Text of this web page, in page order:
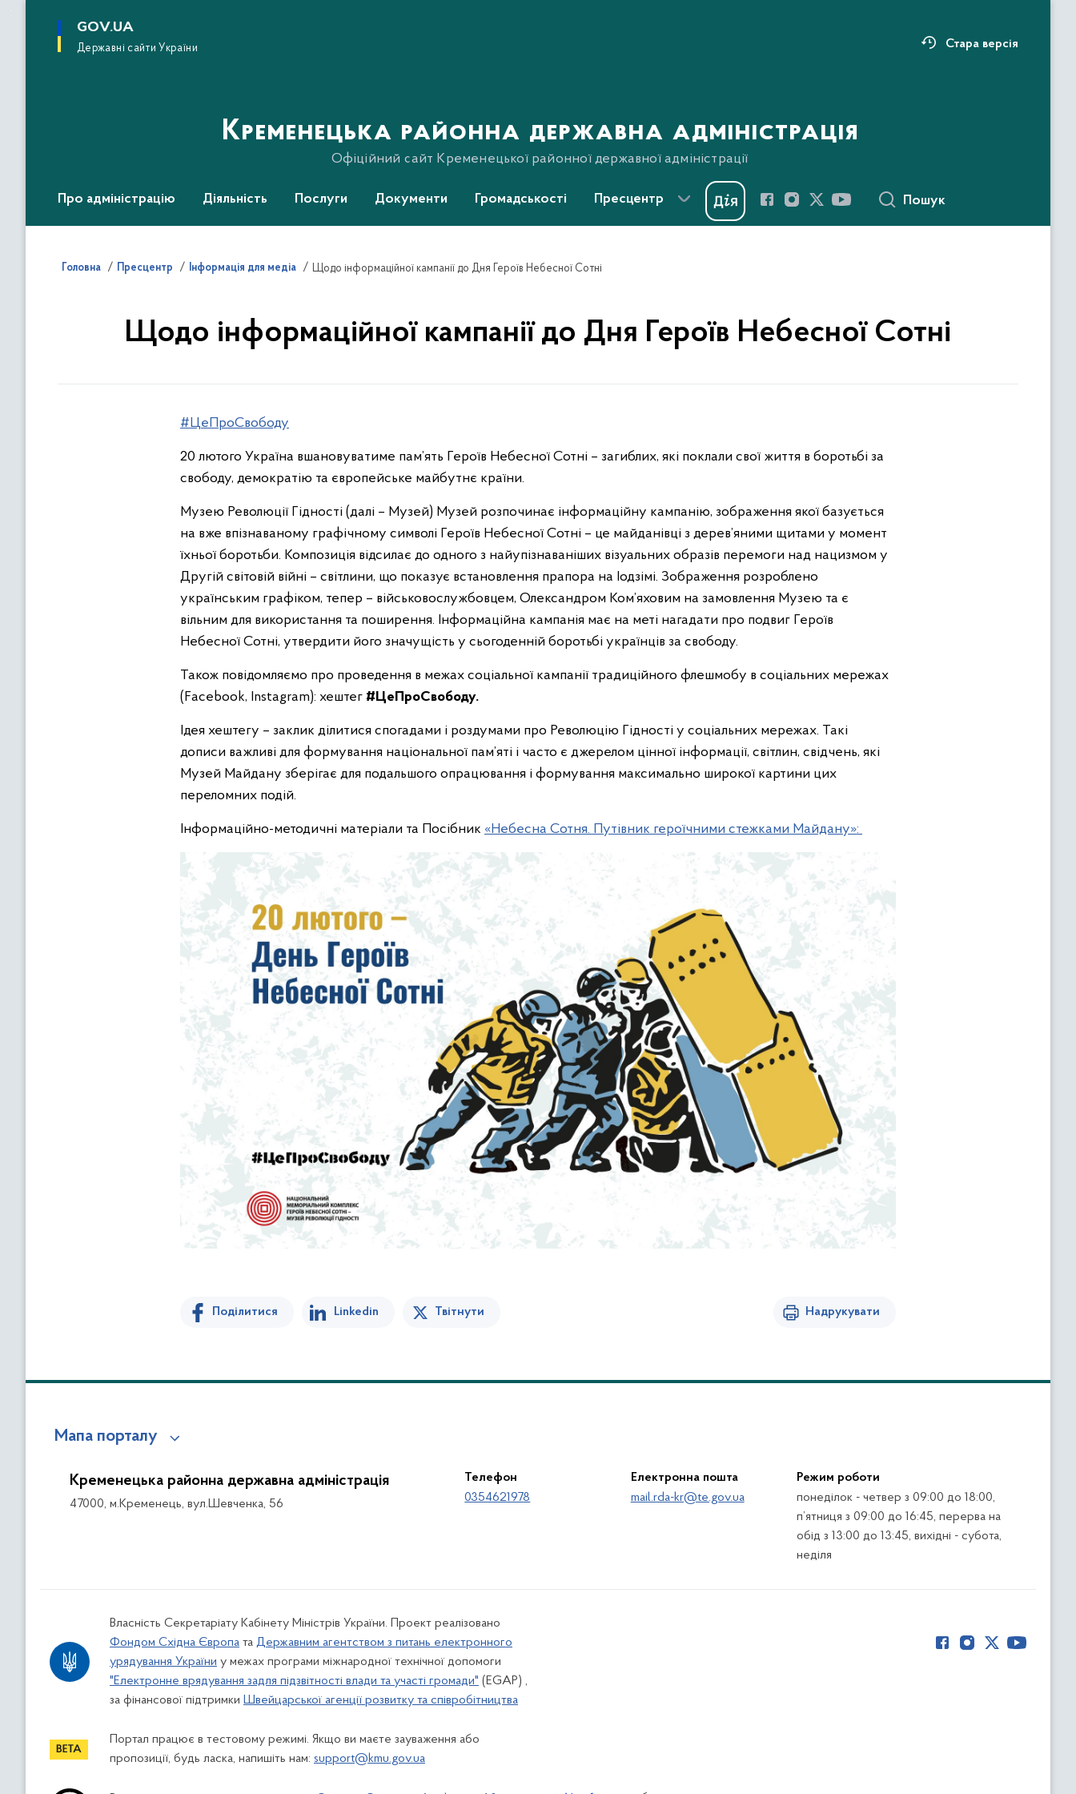
основного
GOV.UA
Державні сайти України Стара версія
Кременецька районна державна адміністрація
Офіційний сайт Кременецької районної державної адміністрації
Про адміністрацію Діяльність Послуги Документи Громадськості Пресцентр Пошук
Головна Пресцентр Інформація для медіа Щодо інформаційної кампанії до Дня Героїв Небесної Сотні
Щодо інформаційної кампанії до Дня Героїв Небесної Сотні
#ЦеПроСвободу
20 лютого Україна вшановуватиме пам’ять Героїв Небесної Сотні – загиблих, які поклали свої життя в боротьбі за
свободу, демократію та європейське майбутнє країни.
Музею Революції Гідності (далі – Музей) Музей розпочинає інформаційну кампанію, зображення якої базується
на вже впізнаваному графічному символі Героїв Небесної Сотні – це майданівці з дерев’яними щитами у момент
їхньої боротьби. Композиція відсилає до одного з найупізнаваніших візуальних образів перемоги над нацизмом у
Другій світовій війні – світлини, що показує встановлення прапора на Іодзімі. Зображення розроблено
українським графіком, тепер – військовослужбовцем, Олександром Ком’яховим на замовлення Музею та є
вільним для використання та поширення. Інформаційна кампанія має на меті нагадати про подвиг Героїв
Небесної Сотні, утвердити його значущість у сьогоденній боротьбі українців за свободу.
Також повідомляємо про проведення в межах соціальної кампанії традиційного флешмобу в соціальних мережах
(Facebook, Instagram): хештег #ЦеПроСвободу.
Ідея хештегу – заклик ділитися спогадами і роздумами про Революцію Гідності у соціальних мережах. Такі
дописи важливі для формування національної пам’яті і часто є джерелом цінної інформації, світлин, свідчень, які
Музей Майдану зберігає для подальшого опрацювання і формування максимально широкої картини цих
переломних подій.
Інформаційно-методичні матеріали та Посібник «Небесна Сотня. Путівник героїчними стежками Майдану»:
Поділитися Linkedin Твітнути Надрукувати
Мапа порталу
Кременецька районна державна адміністрація
47000, м.Кременець, вул.Шевченка, 56
Телефон
0354621978
Електронна пошта
mail.rda-kr@te.gov.ua
Режим роботи
понеділок - четвер з 09:00 до 18:00,
п’ятниця з 09:00 до 16:45, перерва на
обід з 13:00 до 13:45, вихідні - субота,
неділя
Власність Секретаріату Кабінету Міністрів України. Проект реалізовано
Фондом Східна Європа та Державним агентством з питань електронного
урядування України у межах програми міжнародної технічної допомоги
"Електронне врядування задля підзвітності влади та участі громади" (EGAP) ,
за фінансової підтримки Швейцарської агенції розвитку та співробітництва
Портал працює в тестовому режимі. Якщо ви маєте зауваження або
пропозиції, будь ласка, напишіть нам: support@kmu.gov.ua